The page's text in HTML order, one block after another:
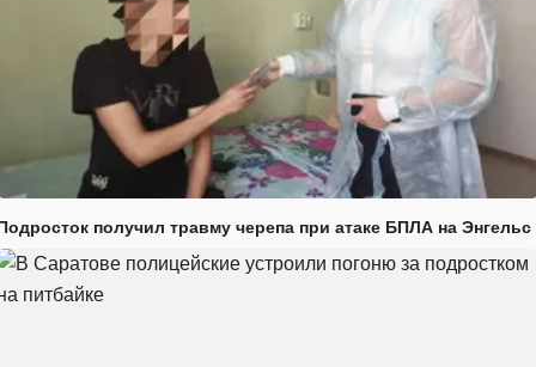
получил травму черепа при атаке БПЛА на Энгельс